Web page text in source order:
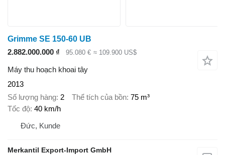
Grimme SE 150-60 UB
2.882.000.000 ₫
95.080 € ≈ 109.900 US$
Máy thu hoạch khoai tây
2013
Số lượng hàng 2 Thể tích của bồn 75 m³
Tốc độ 40 km/h
Đức, Kunde
Merkantil Export-Import GmbH